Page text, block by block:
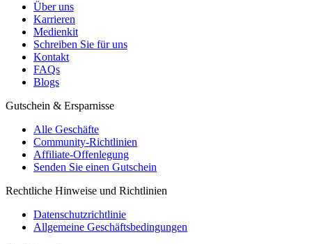
Über uns
Karrieren
Medienkit
Schreiben Sie für uns
Kontakt
FAQs
Blogs
Gutschein & Ersparnisse
Alle Geschäfte
Community-Richtlinien
Affiliate-Offenlegung
Senden Sie einen Gutschein
Rechtliche Hinweise und Richtlinien
Datenschutzrichtlinie
Allgemeine Geschäftsbedingungen